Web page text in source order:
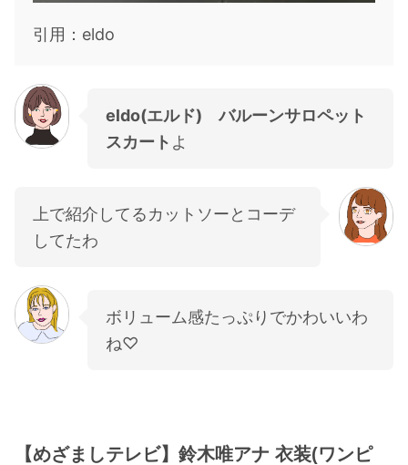
引用：eldo
eldo(エルド) バルーンサロペット
スカート よ
上で紹介してるカットソーとコーデ
してたわ
ボリューム感たっぷりでかわいいわ
ね♡
【めざましテレビ】鈴木唯アナ 衣装(ワンピ